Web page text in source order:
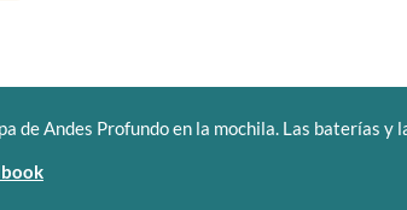
de Andes Profundo en la mochila. Las baterías y